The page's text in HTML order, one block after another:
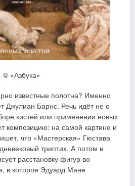
© «Азбука»
известные полотна? Именно
Джулиан Барнс. Речь идёт не о
кистей или применении новых
композицию: на самой картине и
что «Мастерская» Гюстава
триптих. А потом в
расстановку фигур во
в которое Эдуард Мане